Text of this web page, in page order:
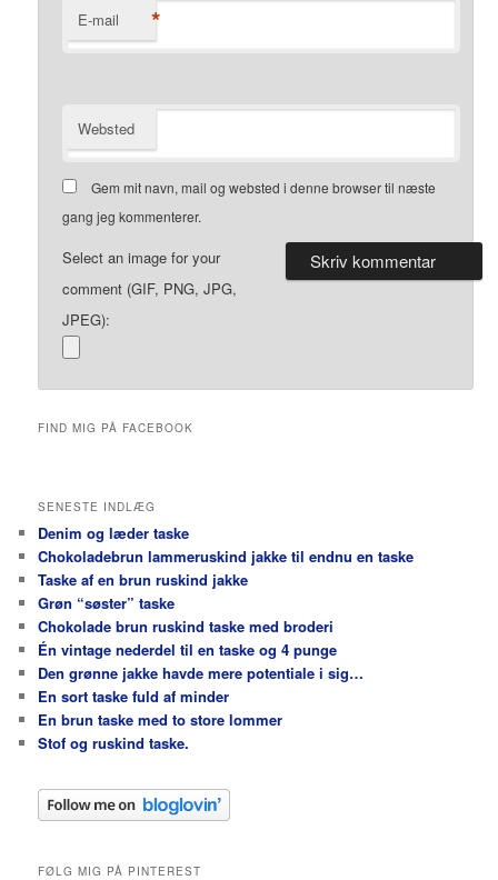
E-mail *
Websted
Gem mit navn, mail og websted i denne browser til næste
gang jeg kommenterer.
Select an image for your
comment (GIF, PNG, JPG,
JPEG):
FIND MIG PÅ FACEBOOK
SENESTE INDLÆG
Denim og læder taske
Chokoladebrun lammeruskind jakke til endnu en taske
Taske af en brun ruskind jakke
Grøn “søster” taske
Chokolade brun ruskind taske med broderi
Én vintage nederdel til en taske og 4 punge
Den grønne jakke havde mere potentiale i sig…
En sort taske fuld af minder
En brun taske med to store lommer
Stof og ruskind taske.
FØLG MIG PÅ PINTEREST